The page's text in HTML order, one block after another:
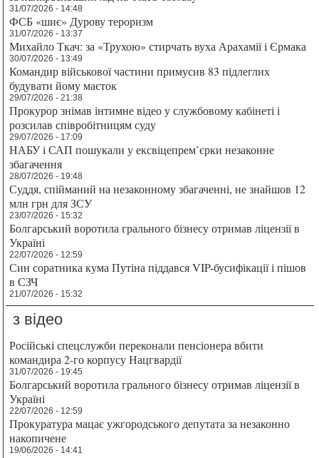
31/07/2026 - 14:48
ФСБ «шиє» Дурову тероризм
31/07/2026 - 13:37
Михайло Ткач: за «Трухою» стирчать вуха Арахамії і Єрмака
30/07/2026 - 13:49
Командир військової частини примусив 83 підлеглих
будувати йому маєток
29/07/2026 - 21:38
Прокурор знімав інтимне відео у службовому кабінеті і
розсилав співробітницям суду
29/07/2026 - 17:09
НАБУ і САП пошукали у ексвіцепрем’єрки незаконне
збагачення
28/07/2026 - 19:48
Суддя, спійманий на незаконному збагаченні, не знайшов 12
млн грн для ЗСУ
23/07/2026 - 15:32
Болгарський воротила грального бізнесу отримав ліцензії в
Україні
22/07/2026 - 12:59
Син соратника кума Путіна піддався VIP-бусифікації і пішов
в СЗЧ
21/07/2026 - 15:32
з відео
Російські спецслужби переконали пенсіонера вбити
командира 2-го корпусу Нацгвардії
31/07/2026 - 19:45
Болгарський воротила грального бізнесу отримав ліцензії в
Україні
22/07/2026 - 12:59
Прокуратура мацає ужгородського депутата за незаконно
накопичене
19/06/2026 - 14:41